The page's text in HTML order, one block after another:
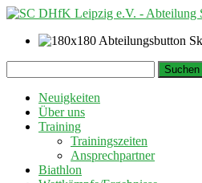
zum
Inhalt
nach:
Neuigkeiten
Über uns
Training
Trainingszeiten
Ansprechpartner
Biathlon